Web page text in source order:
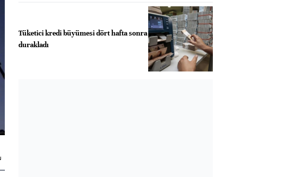
Tüketici kredi büyümesi dört hafta sonra
durakladı